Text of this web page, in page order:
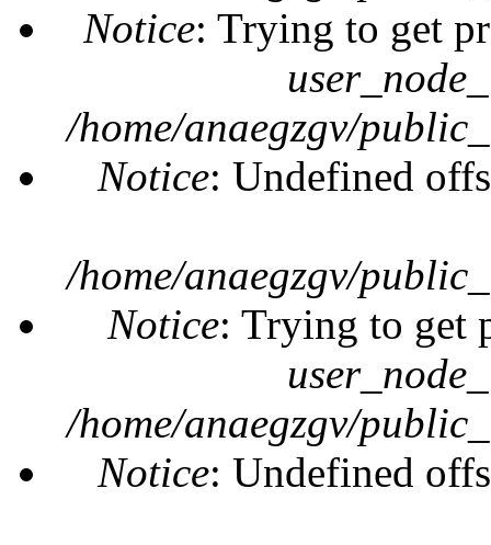
Notice: Trying to get
/home/anaegzgv/
Notice: Undefined
/home/anaegzgv/
Notice: Trying to get
/home/anaegzgv/
Notice: Undefined